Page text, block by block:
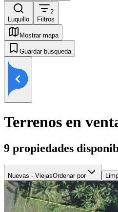
Luquillo
2
Filtros
Mostrar mapa
Guardar búsqueda
Terrenos en
9 propiedades
Nuevas - ViejasOrdenar por